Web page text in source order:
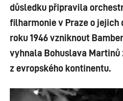
důsledku připravila
filharmonie v Praze o jejich
roku 1946 vzniknout
vyhnala Bohuslava
z evropského kontinentu.